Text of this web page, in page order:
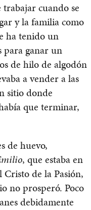
cuando se
y la familia como
ha tenido un
para ganar un
de hilo de algodón
a vender a las
sitio donde
que terminar,
de huevo,
, que estaba en
de la Pasión,
no prosperó. Poco
debidamente